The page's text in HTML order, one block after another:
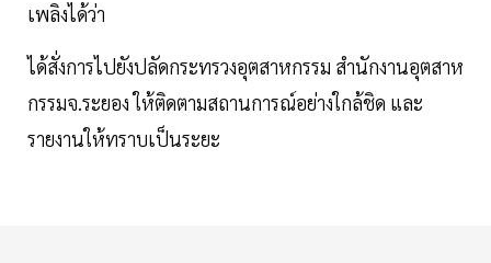
เพลิงได้ว่า
ได้สั่งการไปยังปลัดกระทรวงอุตสาหกรรม สำนักงานอุตสาห
กรรมจ.ระยอง ให้ติดตามสถานการณ์อย่างใกล้ชิด และ
รายงานให้ทราบเป็นระยะ